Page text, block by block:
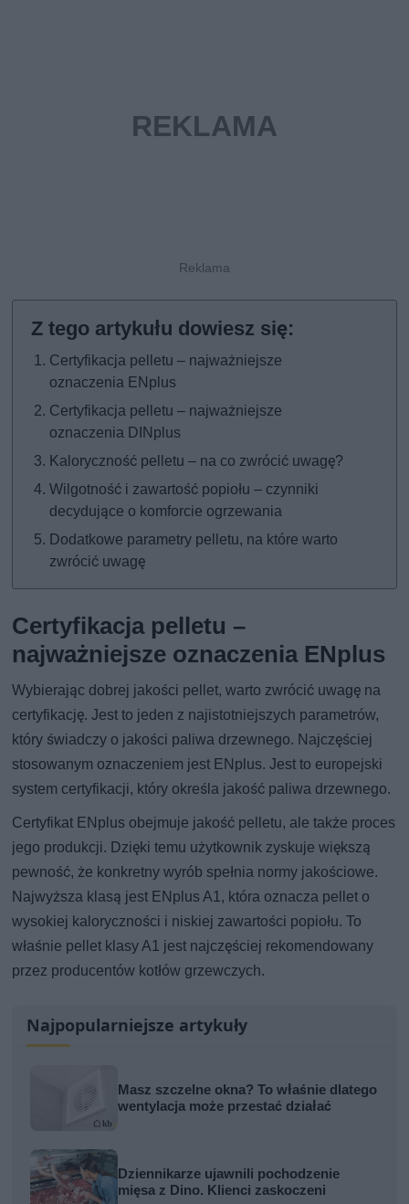
Certyfikacja pelletu – najważniejsze
oznaczenia ENplus
Certyfikacja pelletu – najważniejsze
oznaczenia DINplus
Kaloryczność pelletu – na co zwrócić uwagę?
Wilgotność i zawartość popiołu – czynniki
decydujące o komforcie ogrzewania
Dodatkowe parametry pelletu, na które warto
zwrócić uwagę
Certyfikacja pelletu –
najważniejsze oznaczenia ENplus
Wybierając dobrej jakości pellet, warto zwrócić uwagę na
certyfikację. Jest to jeden z najistotniejszych parametrów,
który świadczy o jakości paliwa drzewnego. Najczęściej
stosowanym oznaczeniem jest ENplus. Jest to europejski
system certyfikacji, który określa jakość paliwa drzewnego.
Certyfikat ENplus obejmuje jakość pelletu, ale także proces
jego produkcji. Dzięki temu użytkownik zyskuje większą
pewność, że konkretny wyrób spełnia normy jakościowe.
Najwyższa klasą jest ENplus A1, która oznacza pellet o
wysokiej kaloryczności i niskiej zawartości popiołu. To
właśnie pellet klasy A1 jest najczęściej rekomendowany
przez producentów kotłów grzewczych.
Najpopularniejsze artykuły
Masz szczelne okna? To właśnie dlatego
wentylacja może przestać działać
Dziennikarze ujawnili pochodzenie
mięsa z Dino. Klienci zaskoczeni